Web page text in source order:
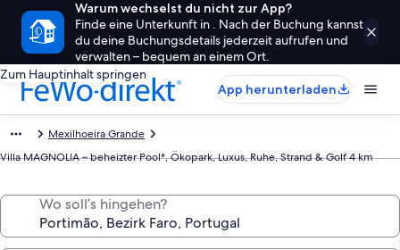
Warum wechselst du nicht zur App?
Finde eine Unterkunft in . Nach der Buchung kannst
du deine Buchungsdetails jederzeit aufrufen und
verwalten – bequem an einem Ort.
Zum Hauptinhalt springen
App herunterladen
Mexilhoeira Grande
Villa MAGNOLIA – beheizter Pool*, Ökopark, Luxus, Ruhe, Strand & Golf 4 km
Wo soll’s hingehen?